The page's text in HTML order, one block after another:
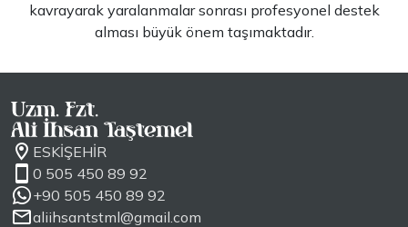
kavrayarak yaralanmalar sonrası profesyonel destek
alması büyük önem taşımaktadır.
ESKİŞEHİR
0 505 450 89 92
+90 505 450 89 92
aliihsantstml@gmail.com